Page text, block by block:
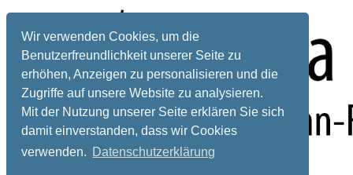
Wir verwenden Cookies, um die
Benutzerfreundlichkeit unserer Seite zu
erhöhen, Anzeigen zu personalisieren und die
Zugriffe auf unsere Website zu analysieren.
Mit der Nutzung unserer Seite erklären Sie sich
damit einverstanden, dass wir Cookies
verwenden. Datenschutzerklärung